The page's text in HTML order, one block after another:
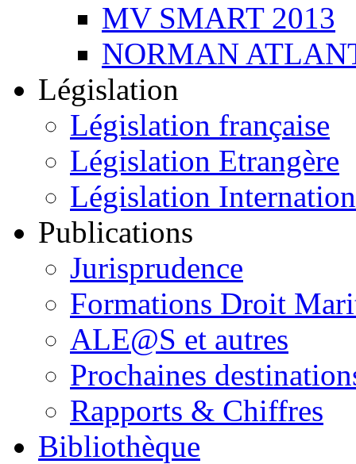
MV SMART 2013
NORMAN
Législation
Législation française
Législation Etrangère
Législation
Publications
Jurisprudence
Formations Droit
ALE@S et autres
Prochaines
Rapports & Chiffres
Bibliothèque